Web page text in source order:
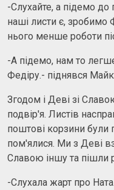
-Слухайте, а підемо
наші листи є, зробимо
нього менше роботи
-А підемо, нам то
Федіру.- піднявся
Згодом і Деві зі
подвір'я. Листів
поштові корзини були
пом'ялися. Ми з Деві
Славою іншу та пішли
-Слухала жарт про